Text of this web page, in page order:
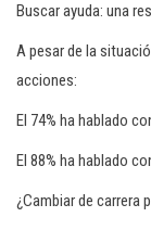
Buscar ayuda: una
A pesar de la
acciones:
El 74% ha hablado
El 88% ha hablado
¿Cambiar de carrera